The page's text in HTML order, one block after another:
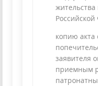
копию акта
заявителя
приемным